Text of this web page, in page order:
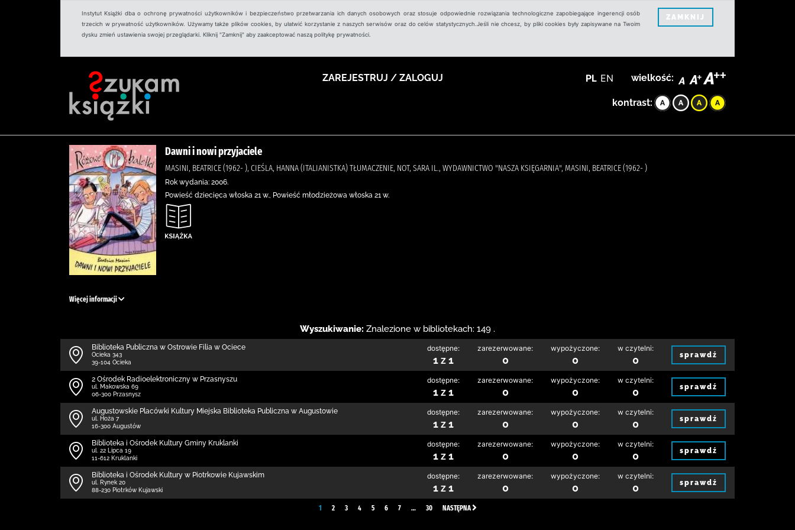
Instytut Książki dba o ochronę prywatności użytkowników i bezpieczeństwo przetwarzania ich danych osobowych oraz stosuje odpowiednie rozwiązania technologiczne zapobiegające ingerencji osób
trzecich w prywatność użytkowników. Używamy także plików cookies, by ułatwić korzystanie z naszych serwisów oraz do celów statystycznych.Jeśli nie chcesz, by pliki cookies były zapisywane na Twoim
dysku zmień ustawienia swojej przeglądarki. Kliknij "Zamknij" aby zaakceptować naszą politykę prywatności.
ZAMKNIJ
ZAREJESTRUJ / ZALOGUJ PL EN wielkość:
kontrast:
Dawni i nowi przyjaciele
MASINI, BEATRICE (1962- ), CIEŚLA, HANNA (ITALIANISTKA) TŁUMACZENIE, NOT, SARA IL., WYDAWNICTWO "NASZA KSIĘGARNIA", MASINI, BEATRICE (1962- )
Rok wydania: 2006.
Powieść dziecięca włoska 21 w., Powieść młodzieżowa włoska 21 w.
Więcej informacji
Wyszukiwanie: Znalezione w bibliotekach: 149 .
Biblioteka Publiczna w Ostrowie Filia w Ociece
Ocieka 343
39-104 Ocieka
dostępne:
1 z 1
zarezerwowane:
0
wypożyczone:
0
w czytelni:
0 sprawdź
2 Ośrodek Radioelektroniczny w Przasnyszu
ul. Makowska 69
06-300 Przasnysz
dostępne:
1 z 1
zarezerwowane:
0
wypożyczone:
0
w czytelni:
0 sprawdź
Augustowskie Placówki Kultury Miejska Biblioteka Publiczna w Augustowie
ul. Hoża 7
16-300 Augustów
dostępne:
1 z 1
zarezerwowane:
0
wypożyczone:
0
w czytelni:
0 sprawdź
Biblioteka i Ośrodek Kultury Gminy Kruklanki
ul. 22 Lipca 19
11-612 Kruklanki
dostępne:
1 z 1
zarezerwowane:
0
wypożyczone:
0
w czytelni:
0 sprawdź
Biblioteka i Ośrodek Kultury w Piotrkowie Kujawskim
ul. Rynek 20
88-230 Piotrków Kujawski
dostępne:
1 z 1
zarezerwowane:
0
wypożyczone:
0
w czytelni:
0 sprawdź
1 2 3 4 5 6 7 … 30 NASTĘPNA